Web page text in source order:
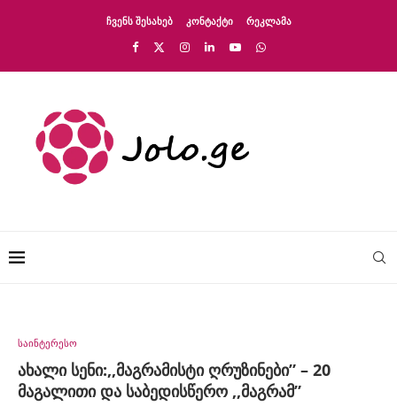
ᲩᲕᲔᲜᲡ ᲨᲔᲡᲐᲮᲔᲑ ᲙᲝᲜᲢᲐᲥᲢᲘ ᲠᲔᲙᲚᲐᲛᲐ
საინტერესო
ახალი სენი:,,მაგრამისტი ღრუზინები” – 20
მაგალითი და საბედისწერო ,,მაგრამ”